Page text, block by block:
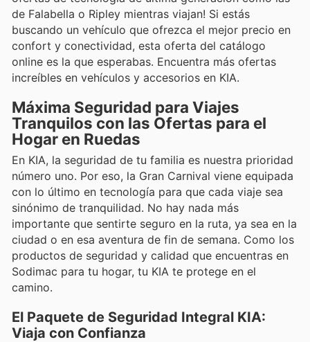
de Falabella o Ripley mientras viajan! Si estás
buscando un vehículo que ofrezca el mejor precio en
confort y conectividad, esta oferta del catálogo
online es la que esperabas. Encuentra más ofertas
increíbles en vehículos y accesorios en KIA.
Máxima Seguridad para Viajes
Tranquilos con las Ofertas para el
Hogar en Ruedas
En KIA, la seguridad de tu familia es nuestra prioridad
número uno. Por eso, la Gran Carnival viene equipada
con lo último en tecnología para que cada viaje sea
sinónimo de tranquilidad. No hay nada más
importante que sentirte seguro en la ruta, ya sea en la
ciudad o en esa aventura de fin de semana. Como los
productos de seguridad y calidad que encuentras en
Sodimac para tu hogar, tu KIA te protege en el
camino.
El Paquete de Seguridad Integral KIA:
Viaja con Confianza